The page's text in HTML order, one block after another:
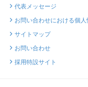
代表メッセージ
お問い合わせにおける個
サイトマップ
お問い合わせ
採用特設サイト